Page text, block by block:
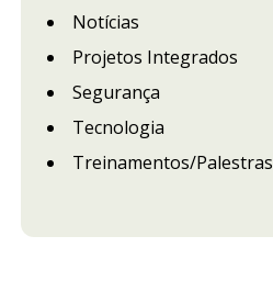
Notícias
Projetos Integrados
Segurança
Tecnologia
Treinamentos/Palestras